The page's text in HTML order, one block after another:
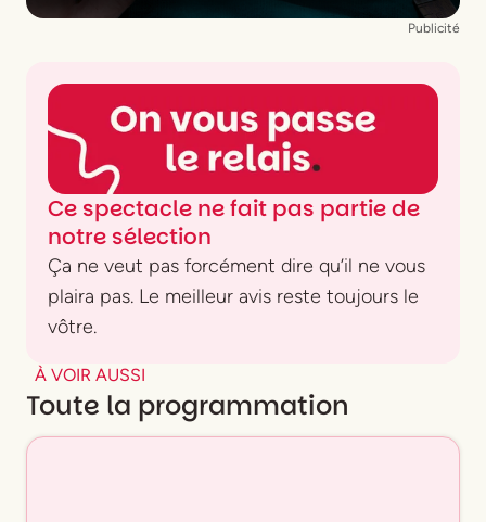
Publicité
Ce spectacle ne fait pas partie de
notre sélection
Ça ne veut pas forcément dire qu’il ne vous
plaira pas. Le meilleur avis reste toujours le
vôtre.
À VOIR AUSSI
Toute la programmation